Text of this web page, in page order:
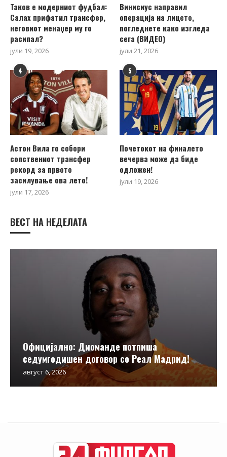
Таков е модерниот фудбал:
Салах прифатил трансфер,
неговиот менаџер му го
расипал?
јули 19, 2026
Винисиус направил
операција на лицето,
погледнете како изгледа
сега (ВИДЕО)
јули 21, 2026
4
Астон Вила го собори
сопствениот трансфер
рекорд за првото
засилување ова лето!
јули 17, 2026
5
Почетокот на финалето
вечерва може да биде
одложен!
јули 19, 2026
ВЕСТ НА НЕДЕЛАТА
Официјално: Диоманде потпиша
седумгодишен договор со Реал Мадрид!
август 6, 2026